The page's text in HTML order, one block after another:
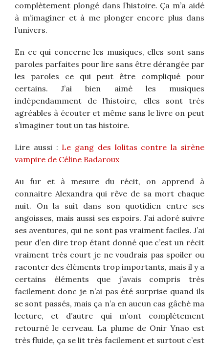
complètement plongé dans l’histoire. Ça m’a aidé
à m’imaginer et à me plonger encore plus dans
l’univers.
En ce qui concerne les musiques, elles sont sans
paroles parfaites pour lire sans être dérangée par
les paroles ce qui peut être compliqué pour
certains. J’ai bien aimé les musiques
indépendamment de l’histoire, elles sont très
agréables à écouter et même sans le livre on peut
s’imaginer tout un tas histoire.
Lire aussi : Le gang des lolitas contre la sirène
vampire de Céline Badaroux
Au fur et à mesure du récit, on apprend à
connaitre Alexandra qui rêve de sa mort chaque
nuit. On la suit dans son quotidien entre ses
angoisses, mais aussi ses espoirs. J’ai adoré suivre
ses aventures, qui ne sont pas vraiment faciles. J’ai
peur d’en dire trop étant donné que c’est un récit
vraiment très court je ne voudrais pas spoiler ou
raconter des éléments trop importants, mais il y a
certains éléments que j’avais compris très
facilement donc je n’ai pas été surprise quand ils
se sont passés, mais ça n’a en aucun cas gâché ma
lecture, et d’autre qui m’ont complétement
retourné le cerveau. La plume de Onir Ynao est
très fluide, ça se lit très facilement et surtout c’est